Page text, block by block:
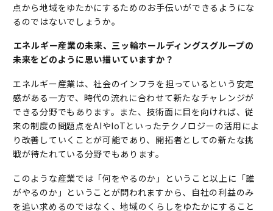
点から地域をゆたかにするためのお手伝いができるようにな
るのではないでしょうか。
――エネルギー産業の未来、三ッ輪ホールディングスグループの
未来をどのように思い描いていますか？
エネルギー産業は、社会のインフラを担っているという安定
感がある一方で、時代の流れに合わせて新たなチャレンジが
できる分野でもあります。また、技術面に目を向ければ、従
来の制度の問題点をAIやIoTといったテクノロジーの活用によ
り改善していくことが可能であり、開拓者としての新たな挑
戦が待たれている分野でもあります。
このような産業では「何をやるのか」ということ以上に「誰
がやるのか」ということが問われますから、自社の利益のみ
を追い求めるのではなく、地域のくらしをゆたかにすること